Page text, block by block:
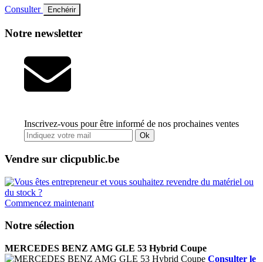
Consulter Enchérir
Notre newsletter
Inscrivez-vous pour être informé de nos prochaines ventes
Ok
Vendre sur clicpublic.be
Commencez maintenant
Notre sélection
MERCEDES BENZ AMG GLE 53 Hybrid Coupe
Consulter le